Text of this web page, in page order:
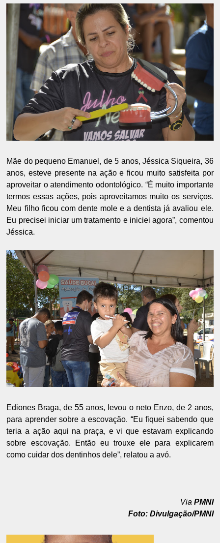
Mãe do pequeno Emanuel, de 5 anos, Jéssica Siqueira, 36
anos, esteve presente na ação e ficou muito satisfeita por
aproveitar o atendimento odontológico. “É muito importante
termos essas ações, pois aproveitamos muito os serviços.
Meu filho ficou com dente mole e a dentista já avaliou ele.
Eu precisei iniciar um tratamento e iniciei agora”, comentou
Jéssica.
Ediones Braga, de 55 anos, levou o neto Enzo, de 2 anos,
para aprender sobre a escovação. “Eu fiquei sabendo que
teria a ação aqui na praça, e vi que estavam explicando
sobre escovação. Então eu trouxe ele para explicarem
como cuidar dos dentinhos dele”, relatou a avó.
Via PMNI
Foto: Divulgação/PMNI